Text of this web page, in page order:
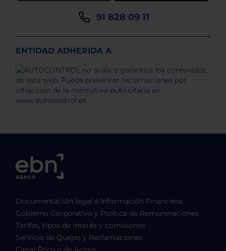
91 828 09 11
ENTIDAD ADHERIDA A
Documentación legal e Información Financiera
Gobierno Corporativo y Política de Remuneraciones
Tarifas, tipos de interés y comisiones
Servicio de Quejas y Reclamaciones